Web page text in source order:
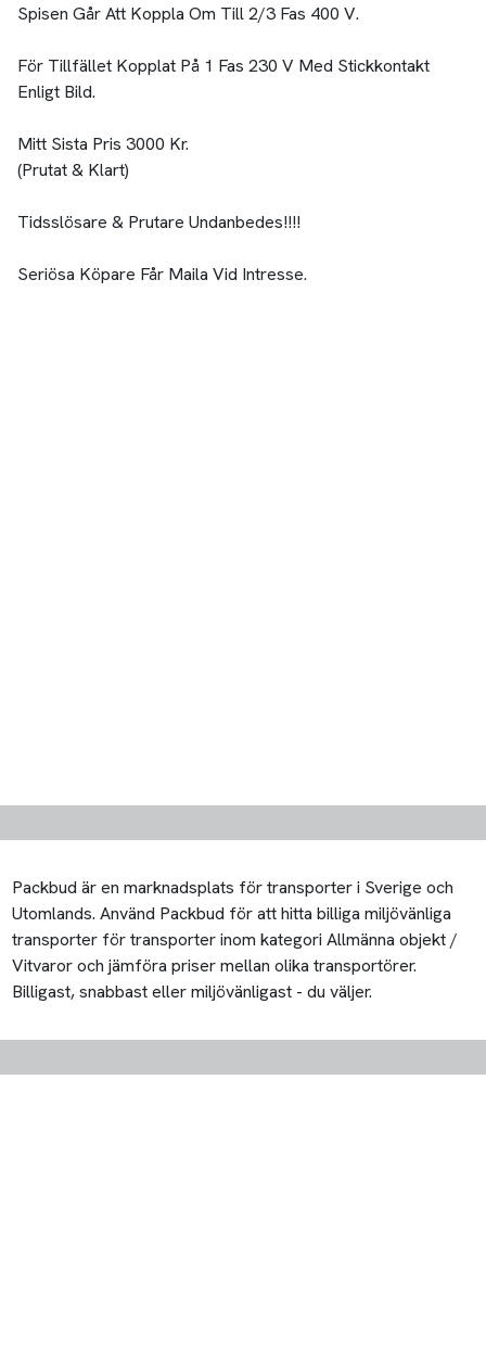
Spisen Går Att Koppla Om Till 2/3 Fas 400 V.
För Tillfället Kopplat På 1 Fas 230 V Med Stickkontakt
Enligt Bild.
Mitt Sista Pris 3000 Kr.
(Prutat & Klart)
Tidsslösare & Prutare Undanbedes!!!!
Seriösa Köpare Får Maila Vid Intresse.
Packbud är en marknadsplats för transporter i Sverige och
Utomlands. Använd Packbud för att hitta billiga miljövänliga
transporter för transporter inom kategori Allmänna objekt /
Vitvaror och jämföra priser mellan olika transportörer.
Billigast, snabbast eller miljövänligast - du väljer.